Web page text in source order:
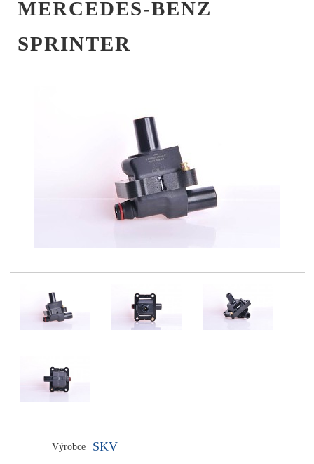
MERCEDES-BENZ
SPRINTER
Výrobce SKV